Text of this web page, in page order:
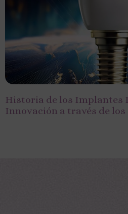
Historia de los Implantes
Innovación a través de los